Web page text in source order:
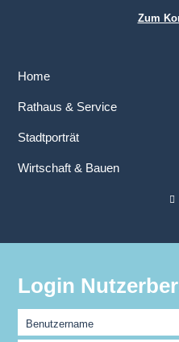
Zum
Home
Rathaus & Service
Stadtporträt
Wirtschaft & Bauen
Login
Benutzername